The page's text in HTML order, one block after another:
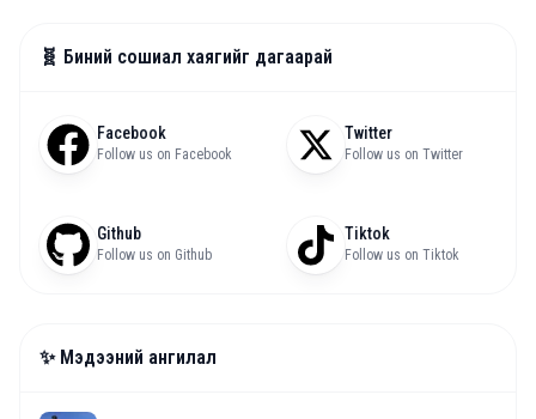
🧬 Биний сошиал хаягийг дагаарай
Facebook
Follow us on Facebook
Twitter
Follow us on Twitter
Github
Follow us on Github
Tiktok
Follow us on Tiktok
✨ Мэдээний ангилал